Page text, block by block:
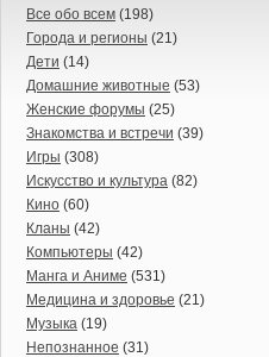
Все обо всем (198)
Города и регионы (21)
Дети (14)
Домашние животные (53)
Женские форумы (25)
Знакомства и встречи (39)
Игры (308)
Искусство и культура (82)
Кино (60)
Кланы (42)
Компьютеры (42)
Манга и Аниме (531)
Медицина и здоровье (21)
Музыка (19)
Непознанное (31)